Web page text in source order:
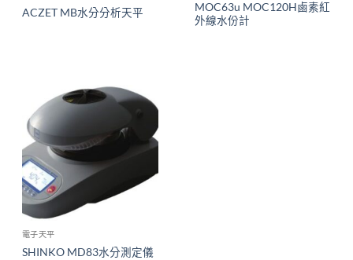
ACZET MB水分分析天平
MOC63u MOC120H鹵素紅
外線水份計
電子天平
SHINKO MD83水分測定儀